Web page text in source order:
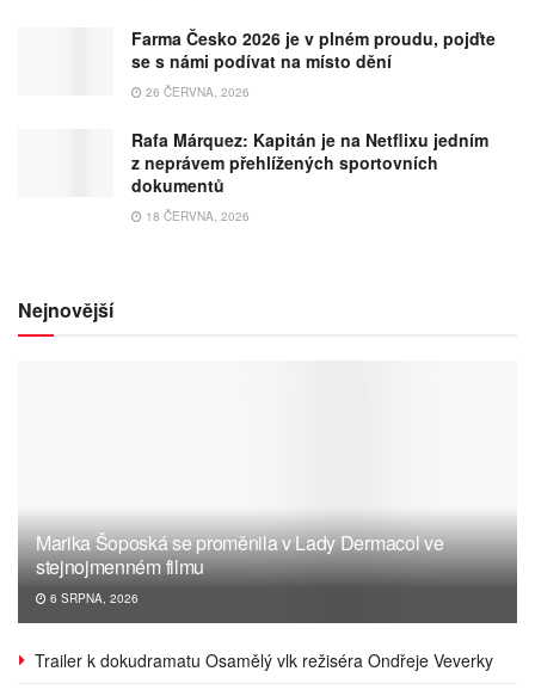
Farma Česko 2026 je v plném proudu, pojďte
se s námi podívat na místo dění
26 ČERVNA, 2026
Rafa Márquez: Kapitán je na Netflixu jedním
z neprávem přehlížených sportovních
dokumentů
18 ČERVNA, 2026
Nejnovější
Marika Šoposká se proměnila v Lady Dermacol ve
stejnojmenném filmu
6 SRPNA, 2026
Trailer k dokudramatu Osamělý vlk režiséra Ondřeje Veverky